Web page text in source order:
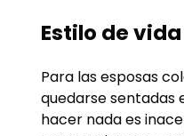
Estilo de
Para las esposas
quedarse sentadas
hacer nada es